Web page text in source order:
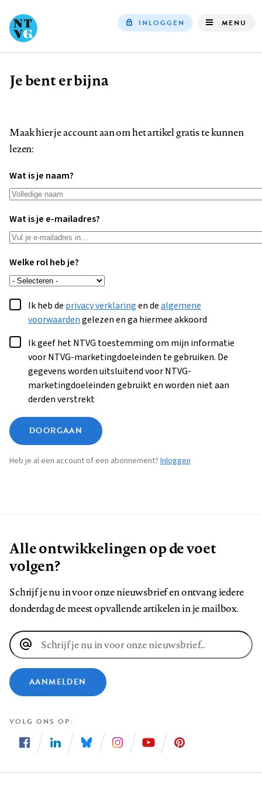
INLOGGEN MENU
Kruimelpad
Je bent er bijna
Maak hier je account aan om het artikel gratis te kunnen
lezen:
Wat is je naam?
Wat is je e-mailadres?
Welke rol heb je?
Ik heb de privacy verklaringen dealgemene
voorwaardengelezen en ga hiermee akkoord
Ik geef het NTVG toestemming om mijn informatie
voor NTVG-marketingdoeleinden te gebruiken. De
gegevens worden uitsluitend voor NTVG-
marketingdoeleinden gebruikt en worden niet aan
derden verstrekt
DOORGAAN
Heb je al een account of een abonnement? Inloggen
Alle ontwikkelingen op de voet
volgen?
Schrijf je nu in voor onze nieuwsbrief en ontvang iedere
donderdag de meest opvallende artikelen in je mailbox.
E-
mailadres
AANMELDEN
VOLG ONS OP
ons
ons
ons
ons
ons
ons